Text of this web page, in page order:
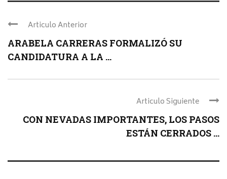
Articulo Anterior
ARABELA CARRERAS FORMALIZÓ SU
CANDIDATURA A LA ...
Articulo Siguiente
CON NEVADAS IMPORTANTES, LOS PASOS
ESTÁN CERRADOS ...